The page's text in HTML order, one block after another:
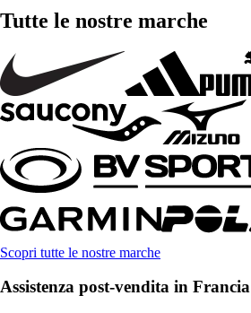
Tutte le nostre marche
Scopri tutte le nostre marche
Assistenza post-vendita in Francia